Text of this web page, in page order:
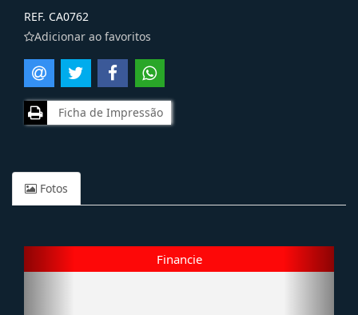
REF. CA0762
Adicionar ao favoritos
Ficha de Impressão
Fotos